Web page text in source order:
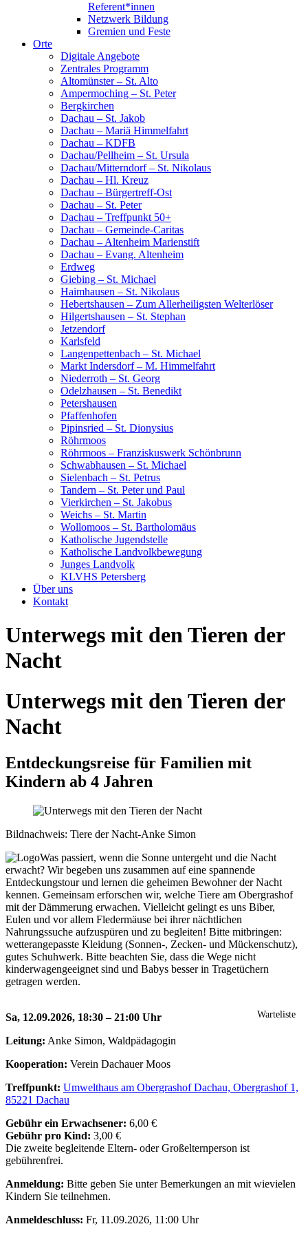
Referent*innen
Netzwerk Bildung
Gremien und Feste
Orte
Digitale Angebote
Zentrales Programm
Altomünster – St. Alto
Ampermoching – St. Peter
Bergkirchen
Dachau – St. Jakob
Dachau – Mariä Himmelfahrt
Dachau – KDFB
Dachau/Pellheim – St. Ursula
Dachau/Mitterndorf – St. Nikolaus
Dachau – Hl. Kreuz
Dachau – Bürgertreff-Ost
Dachau – St. Peter
Dachau – Treffpunkt 50+
Dachau – Gemeinde-Caritas
Dachau – Altenheim Marienstift
Dachau – Evang. Altenheim
Erdweg
Giebing – St. Michael
Haimhausen – St. Nikolaus
Hebertshausen – Zum Allerheiligsten Welterlöser
Hilgertshausen – St. Stephan
Jetzendorf
Karlsfeld
Langenpettenbach – St. Michael
Markt Indersdorf – M. Himmelfahrt
Niederroth – St. Georg
Odelzhausen – St. Benedikt
Petershausen
Pfaffenhofen
Pipinsried – St. Dionysius
Röhrmoos
Röhrmoos – Franziskuswerk Schönbrunn
Schwabhausen – St. Michael
Sielenbach – St. Petrus
Tandern – St. Peter und Paul
Vierkirchen – St. Jakobus
Weichs – St. Martin
Wollomoos – St. Bartholomäus
Katholische Jugendstelle
Katholische Landvolkbewegung
Junges Landvolk
KLVHS Petersberg
Über uns
Kontakt
Unterwegs mit den Tieren der
Nacht
Unterwegs mit den Tieren der
Nacht
Entdeckungsreise für Familien mit
Kindern ab 4 Jahren
Bildnachweis: Tiere der Nacht-Anke Simon
Was passiert, wenn die Sonne untergeht und die Nacht
erwacht? Wir begeben uns zusammen auf eine spannende
Entdeckungstour und lernen die geheimen Bewohner der Nacht
kennen. Gemeinsam erforschen wir, welche Tiere am Obergrashof
mit der Dämmerung erwachen. Vielleicht gelingt es uns Biber,
Eulen und vor allem Fledermäuse bei ihrer nächtlichen
Nahrungssuche aufzuspüren und zu begleiten! Bitte mitbringen:
wetterangepasste Kleidung (Sonnen-, Zecken- und Mückenschutz),
gutes Schuhwerk. Bitte beachten Sie, dass die Wege nicht
kinderwagengeeignet sind und Babys besser in Tragetüchern
getragen werden.
Warteliste
Sa, 12.09.2026, 18:30 – 21:00 Uhr
Leitung: Anke Simon, Waldpädagogin
Kooperation: Verein Dachauer Moos
Treffpunkt: Umwelthaus am Obergrashof Dachau, Obergrashof 1,
85221 Dachau
Gebühr ein Erwachsener: 6,00 €
Gebühr pro Kind: 3,00 €
Die zweite begleitende Eltern- oder Großelternperson ist
gebührenfrei.
Anmeldung: Bitte geben Sie unter Bemerkungen an mit wievielen
Kindern Sie teilnehmen.
Anmeldeschluss: Fr, 11.09.2026, 11:00 Uhr